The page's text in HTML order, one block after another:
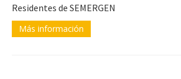
Residentes de SEMERGEN
Más información